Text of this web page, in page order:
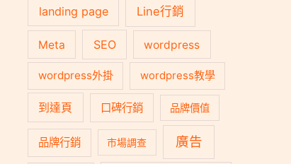
landing page Line行銷
Meta SEO wordpress
wordpress外掛 wordpress教學
到達頁 口碑行銷 品牌價值
品牌行銷 市場調查 廣告